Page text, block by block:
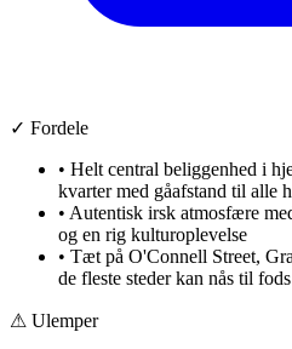
✓ Fordele
• Helt central beliggenhed i
kvarter med gåafstand til alle
• Autentisk irsk atmosfære
og en rig kulturoplevelse
• Tæt på O'Connell Street,
de fleste steder kan nås til fods
⚠ Ulemper